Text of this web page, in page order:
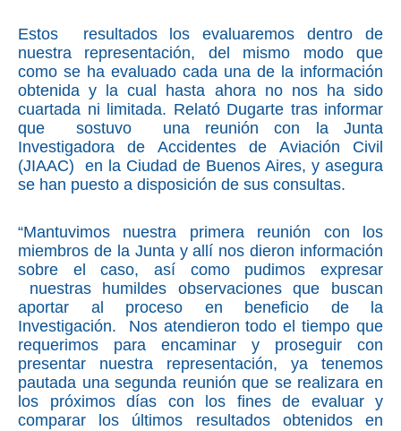
Estos resultados los evaluaremos dentro de
nuestra representación, del mismo modo que
como se ha evaluado cada una de la información
obtenida y la cual hasta ahora no nos ha sido
cuartada ni limitada. Relató Dugarte tras informar
que sostuvo una reunión con la Junta
Investigadora de Accidentes de Aviación Civil
(JIAAC) en la Ciudad de Buenos Aires, y asegura
se han puesto a disposición de sus consultas.
“Mantuvimos nuestra primera reunión con los
miembros de la Junta y allí nos dieron información
sobre el caso, así como pudimos expresar
nuestras humildes observaciones que buscan
aportar al proceso en beneficio de la
Investigación. Nos atendieron todo el tiempo que
requerimos para encaminar y proseguir con
presentar nuestra representación, ya tenemos
pautada una segunda reunión que se realizara en
los próximos días con los fines de evaluar y
comparar los últimos resultados obtenidos en